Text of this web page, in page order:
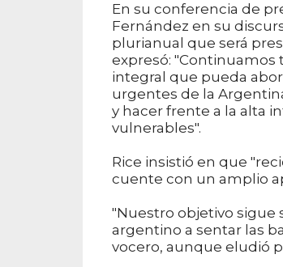
En su conferencia de
Fernández en su
plurianual que será
expresó:
integral que pueda
urgentes de la
y hacer frente a la alta
vulnerables".
Rice insistió en que
cuente con un amplio
"Nuestro objetivo sigue
argentino a sentar las
vocero, aunque eludió